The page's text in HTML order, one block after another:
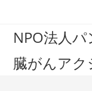
contentNPO法人
臓がんア